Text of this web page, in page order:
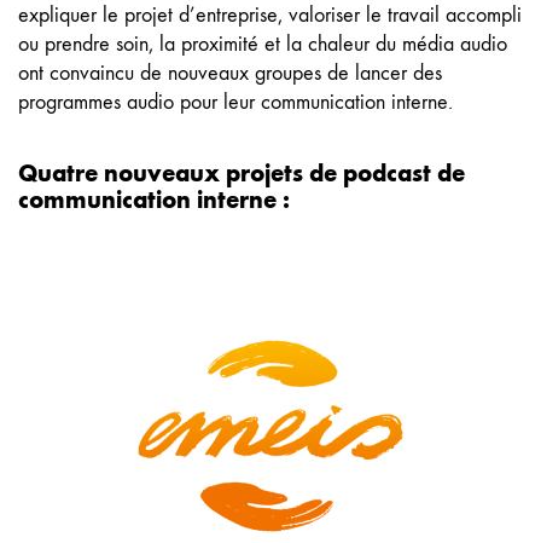
expliquer le projet d’entreprise, valoriser le travail accompli
ou prendre soin, la proximité et la chaleur du média audio
ont convaincu de nouveaux groupes de lancer des
programmes audio pour leur communication interne.
Quatre nouveaux projets de podcast de
communication interne :